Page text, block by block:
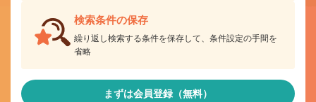
検索条件の保存
繰り返し検索する条件を保存して、条件設定の手間を
省略
まずは会員登録（無料）